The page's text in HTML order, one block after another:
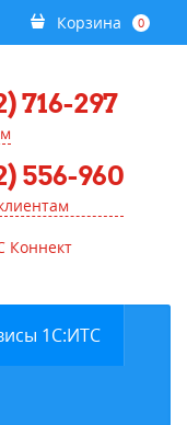
Корзина 0
716-297
556-960
Коннект
1С:ИТС